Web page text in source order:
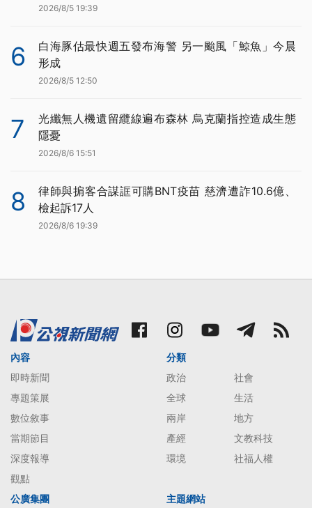
2026/8/5 19:39
6
白海豚估最快週五發布海警 另一颱風「鯨魚」今晨
形成
2026/8/5 12:50
7
光纖無人機遺留纜線遍布森林 烏克蘭指控造成生態
隱憂
2026/8/6 15:51
8
律師與掮客合謀誆可購BNT疫苗 慈濟遭詐10.6億、
檢起訴17人
2026/8/6 19:39
內容
即時新聞
專題策展
數位敘事
當期節目
深度報導
觀點
分類
政治
社會
全球
生活
兩岸
地方
產經
文教科技
環境
社福人權
公廣集團 主題網站